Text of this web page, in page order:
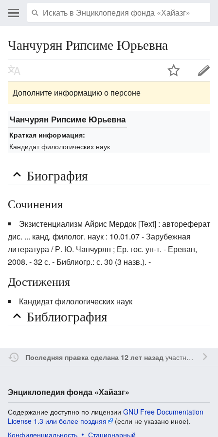
Чанчурян Рипсиме Юрьевна
Дополните информацию о персоне
Чанчурян Рипсиме Юрьевна
Краткая информация:
Кандидат филологических наук
Биография
Сочинения
Экзистенциализм Айрис Мердок [Text] : автореферат
дис. ... канд. филолог. наук : 10.01.07 - Зарубежная
литература / Р. Ю. Чанчурян ; Ер. гос. ун-т. - Ереван,
2008. - 32 с. - Библиогр.: с. 30 (3 назв.). -
Достижения
Кандидат филологических наук
Библиография
Последняя правка сделана 12 лет назадучастником
Энциклопедия фонда «Хайазг»
Содержание доступно по лицензии GNU Free Documentation
License 1.3 или более поздняя
(если не указано иное).
Конфиденциальность
Стационарный